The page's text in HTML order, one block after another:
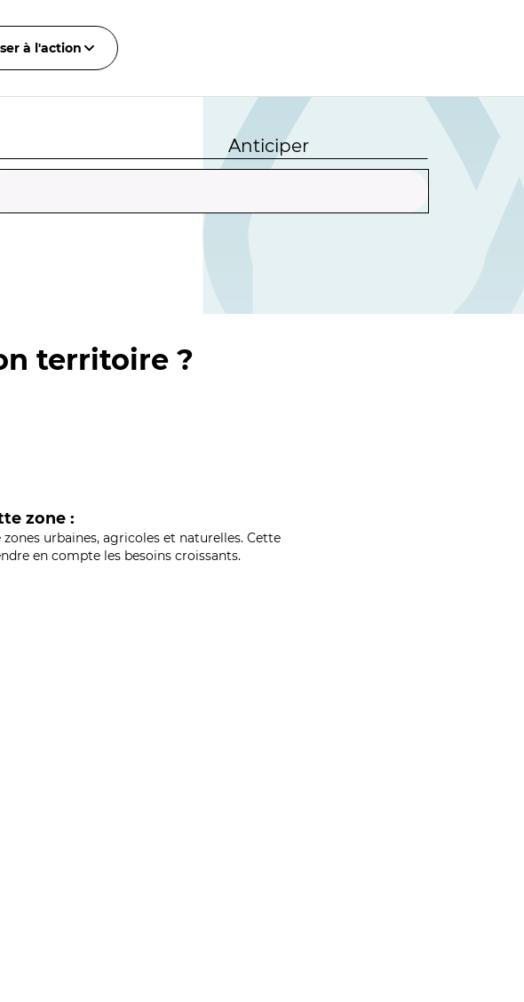
à l'action
Anticiper
territoire ?
zone :
urbaines, agricoles et naturelles. Cette
en compte les besoins croissants.